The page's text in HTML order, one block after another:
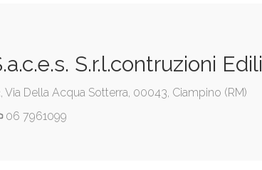
S.r.l.contruzioni Edili
Via Della Acqua Sotterra, 00043, Ciampino (RM)
06 7961099